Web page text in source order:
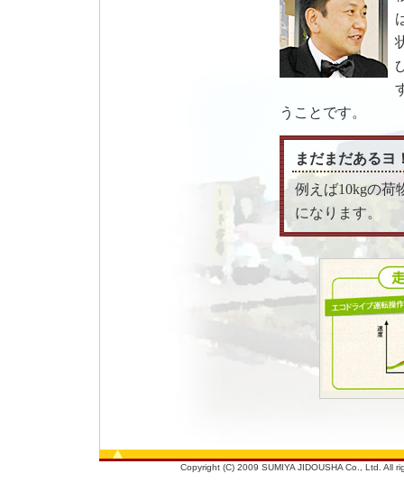
うことです。
まだまだあるヨ
例えば10kgの荷
になります。
Copyright (C) 2009 SUMIYA JIDOUSHA Co., Ltd. All